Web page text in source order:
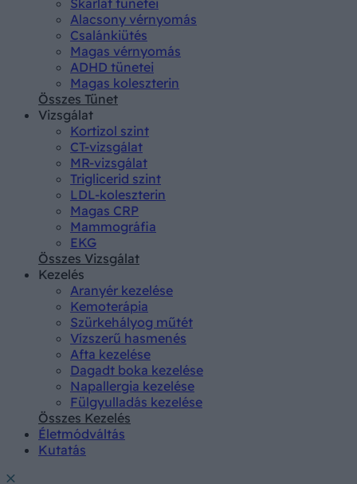
Alacsony vérnyomás
Csalánkiütés
Magas vérnyomás
ADHD tünetei
Magas koleszterin
Összes Tünet
Vizsgálat
Kortizol szint
CT-vizsgálat
MR-vizsgálat
Triglicerid szint
LDL-koleszterin
Magas CRP
Mammográfia
EKG
Összes Vizsgálat
Kezelés
Aranyér kezelése
Kemoterápia
Szürkehályog műtét
Vízszerű hasmenés
Afta kezelése
Dagadt boka kezelése
Napallergia kezelése
Fülgyulladás kezelése
Összes Kezelés
Életmódváltás
Kutatás